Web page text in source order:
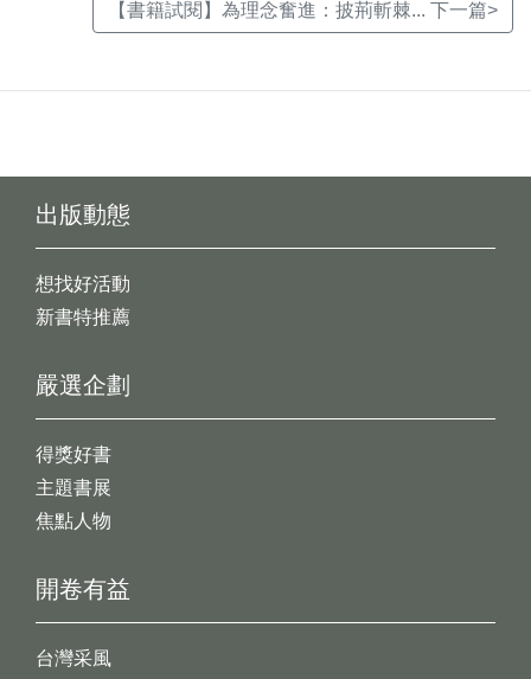
【書籍試閱】為理念奮進：披荊斬棘... 下一篇>
出版動態
想找好活動
新書特推薦
開卷有益
台灣采風
嚴選企劃
得獎好書
主題書展
焦點人物